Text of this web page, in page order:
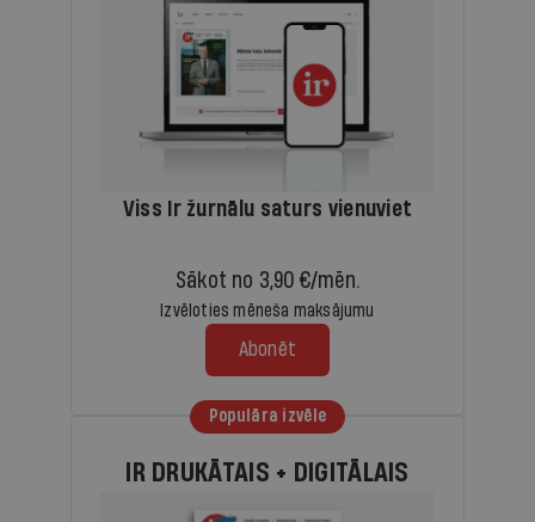
Viss Ir žurnālu saturs vienuviet
Sākot no 3,90 €/mēn.
Izvēloties mēneša maksājumu
Abonēt
Populāra izvēle
IR DRUKĀTAIS + DIGITĀLAIS